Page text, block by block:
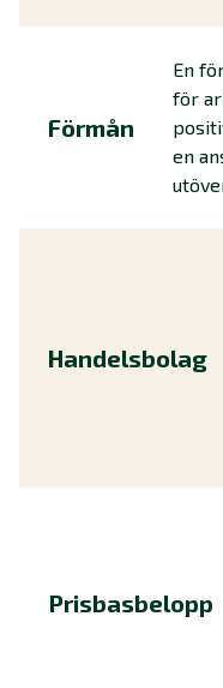
Förmån
En
för
en
Handelsbolag
Prisbasbelopp